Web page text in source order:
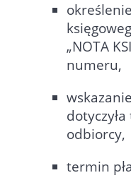
„NOTA
numeru,
odbiorcy,
termin